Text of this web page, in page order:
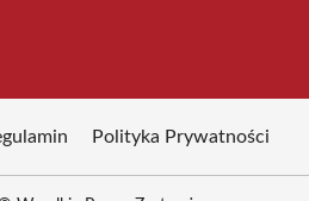
Polityka Prywatności